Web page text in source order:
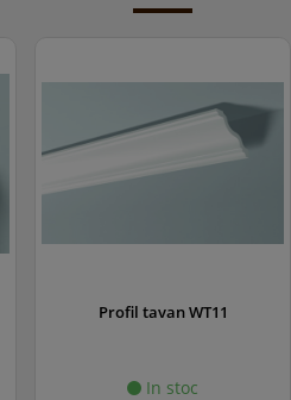
Profil tavan WT11
In stoc